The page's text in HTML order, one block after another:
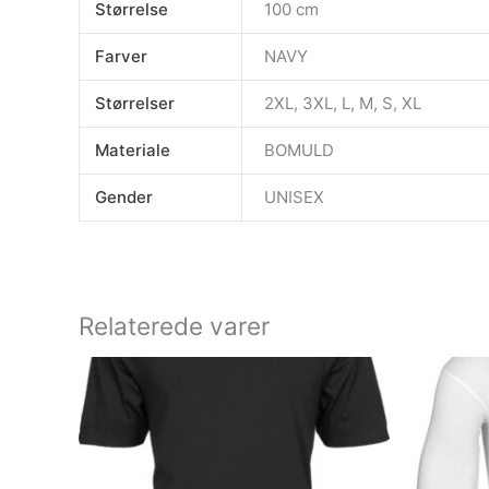
Størrelse 100 cm
Farver NAVY
Størrelser 2XL, 3XL, L, M, S, XL
Materiale BOMULD
Gender UNISEX
Relaterede varer
flere
varianter.